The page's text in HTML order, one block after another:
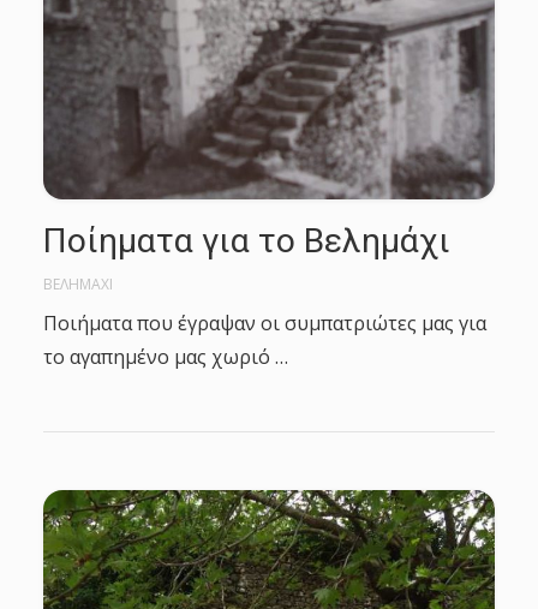
Ποίηματα για το Βελημάχι
ΒΕΛΗΜΑΧΙ
Ποιήματα που έγραψαν οι συμπατριώτες μας για
το αγαπημένο μας χωριό …